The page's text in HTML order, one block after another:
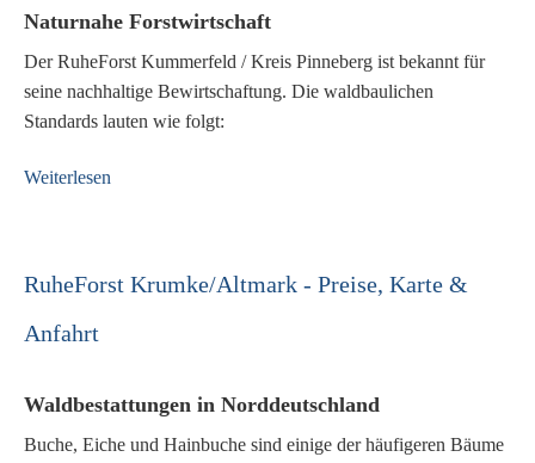
Naturnahe Forstwirtschaft
Der RuheForst Kummerfeld / Kreis Pinneberg ist bekannt für
seine nachhaltige Bewirtschaftung. Die waldbaulichen
Standards lauten wie folgt:
Weiterlesen
RuheForst Krumke/Altmark - Preise, Karte &
Anfahrt
Waldbestattungen in Norddeutschland
Buche, Eiche und Hainbuche sind einige der häufigeren Bäume